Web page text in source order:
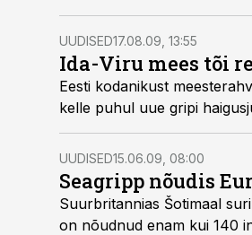
UUDISED17.08.09, 13:55
Ida-Viru mees tõi
Eesti kodanikust meesterahvas, kes töötab välismaal ja tuli siia
kelle puhul uue
UUDISED15.06.09, 08:00
Seagripp nõudis
Suurbritannias Šotimaal suri naine seagrippi, tegu on esimese ohvriga väljaspool
on nõudnud enam kui